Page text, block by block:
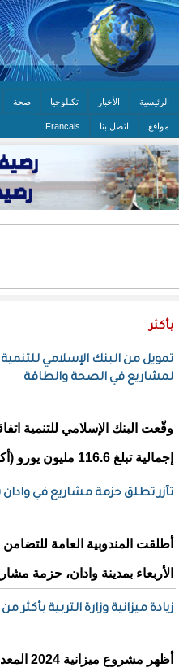
الرئيسية الأخبار تكنلوجيا صحة
مواقع اتصل بنا Francais
بأكثر
لمشاريع في الصحة والطاقة
وقّعت البنك الإسلامي للتنمية
إجمالية تبلغ 116.6 مليون يورو (أكث
تآزر تطلق حزمة مشاريع في وادان بأكثر
أطلقت المندوبية العامة
الأربعاء بمدينة وادان، حزمة
زيادة ميزانية وزارة التربية بأكثر من 7 مليارات
أظهر